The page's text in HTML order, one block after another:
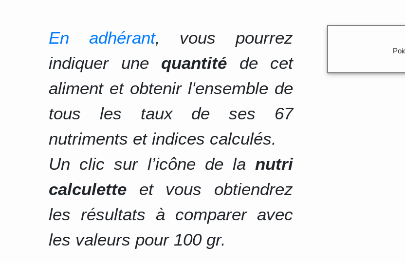
En adhérant, vous pourrez
indiquer une quantité de cet
aliment et obtenir l'ensemble de
tous les taux de ses 67
nutriments et indices calculés.
Un clic sur l’icône de la nutri
calculette et vous obtiendrez
les résultats à comparer avec
les valeurs pour 100 gr.